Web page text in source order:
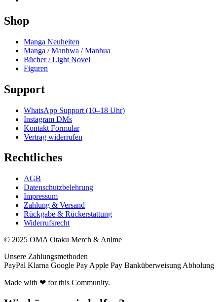
Shop
Manga Neuheiten
Manga / Manhwa / Manhua
Bücher / Light Novel
Figuren
Support
WhatsApp Support (10–18 Uhr)
Instagram DMs
Kontakt Formular
Vertrag widerrufen
Rechtliches
AGB
Datenschutzbelehrung
Impressum
Zahlung & Versand
Rückgabe & Rückerstattung
Widerrufsrecht
© 2025 OMA Otaku Merch & Anime
Unsere Zahlungsmethoden
PayPal Klarna Google Pay Apple Pay Banküberweisung Abholung
Made with ❤ for this Community.